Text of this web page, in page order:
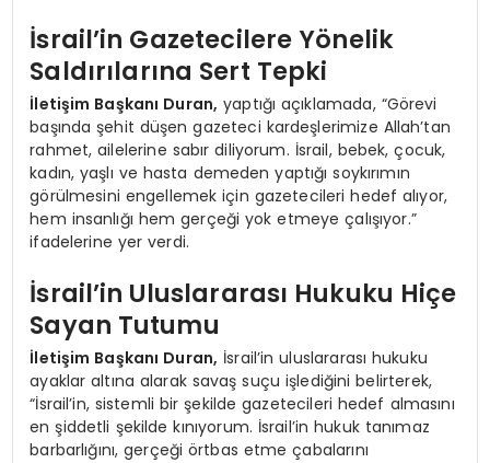
İsrail’in Gazetecilere Yönelik
Saldırılarına Sert Tepki
İletişim Başkanı Duran, yaptığı açıklamada, “Görevi
başında şehit düşen gazeteci kardeşlerimize Allah’tan
rahmet, ailelerine sabır diliyorum. İsrail, bebek, çocuk,
kadın, yaşlı ve hasta demeden yaptığı soykırımın
görülmesini engellemek için gazetecileri hedef alıyor,
hem insanlığı hem gerçeği yok etmeye çalışıyor.”
ifadelerine yer verdi.
İsrail’in Uluslararası Hukuku Hiçe
Sayan Tutumu
İletişim Başkanı Duran, İsrail’in uluslararası hukuku
ayaklar altına alarak savaş suçu işlediğini belirterek,
“İsrail’in, sistemli bir şekilde gazetecileri hedef almasını
en şiddetli şekilde kınıyorum. İsrail’in hukuk tanımaz
barbarlığını, gerçeği örtbas etme çabalarını